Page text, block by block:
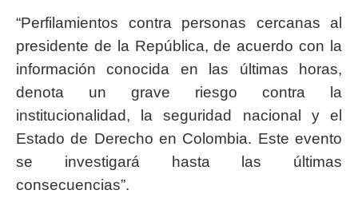
“Perfilamientos contra personas cercanas al
presidente de la República, de acuerdo con la
información conocida en las últimas horas,
denota un grave riesgo contra la
institucionalidad, la seguridad nacional y el
Estado de Derecho en Colombia. Este evento
se investigará hasta las últimas
consecuencias”.